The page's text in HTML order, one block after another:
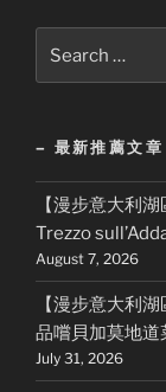
– 最新推薦文
【漫步意大利
Trezzo
August 7, 2026
【漫步意大利
品嚐貝加莫地
July 31, 2026